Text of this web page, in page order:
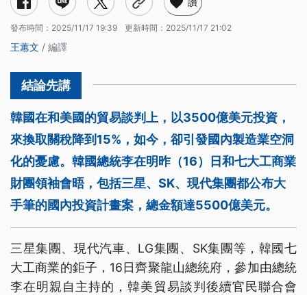
發布時間： 2025/11/17 19:39 更新時間： 2025/11/17 21:02
王蕙文 / 編譯
韓國在和美國的貿易談判上，以3500億美元投資，
來換取關稅降到15%，如今，卻引發國內製造業空洞
化的憂慮。韓國總統李在明昨（16）日和七大工商業
財團領袖會晤，包括三星、SK、現代集團都公布大
手筆的國內投資計畫案，總金額達5500億美元。
三星集團、現代汽車、LG集團、SK集團等，韓國七
大工商業的鉅子，16日齊聚龍山總統府，參加由總統
李在明親自主持的，韓美貿易談判後續官民聯合會